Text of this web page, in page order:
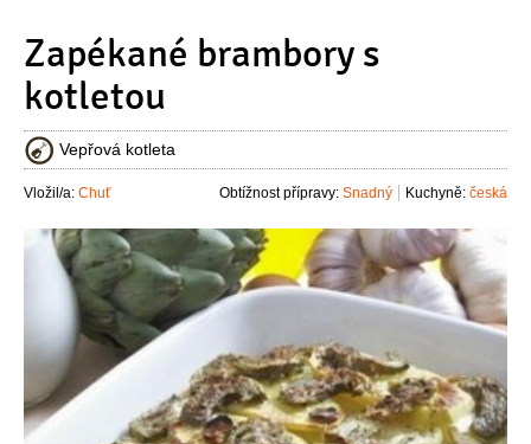
Zapékané brambory s
kotletou
Vepřová kotleta
Vložil/a: Chuť Kuchyně: česká
Obtížnost přípravy: Snadný